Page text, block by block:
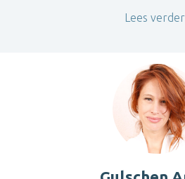
Lees verder